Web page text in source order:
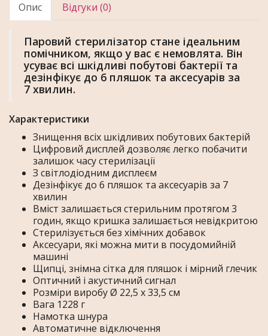
Опис Відгуки (0)
Паровий стерилізатор стане ідеальним
помічником, якщо у вас є немовлята. Він
усуває всі шкідливі побутові бактерії та
дезінфікує до 6 пляшок та аксесуарів за
7 хвилин.
Характеристики
Знищення всіх шкідливих побутових бактерій
Цифровий дисплей дозволяє легко побачити
залишок часу стерилізації
З світлодіодним дисплеєм
Дезінфікує до 6 пляшок та аксесуарів за 7
хвилин
Вміст залишається стерильним протягом 3
годин, якщо кришка залишається невідкритою
Стерилізується без хімічних добавок
Аксесуари, які можна мити в посудомийній
машині
Щипці, знімна сітка для пляшок і мірний глечик
Оптичний і акустичний сигнал
Розміри виробу Ø 22,5 x 33,5 см
Вага 1228 г
Намотка шнура
Автоматичне відключення